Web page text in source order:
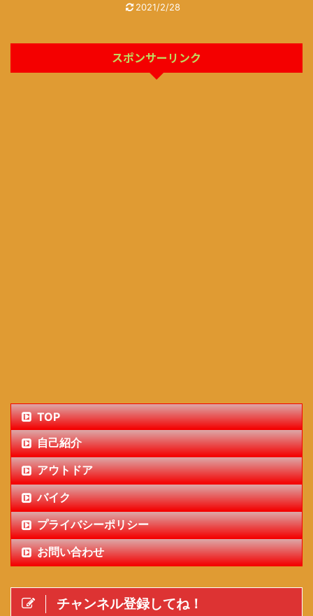
2021/2/28
スポンサーリンク
TOP
自己紹介
アウトドア
バイク
プライバシーポリシー
お問い合わせ
チャンネル登録してね！